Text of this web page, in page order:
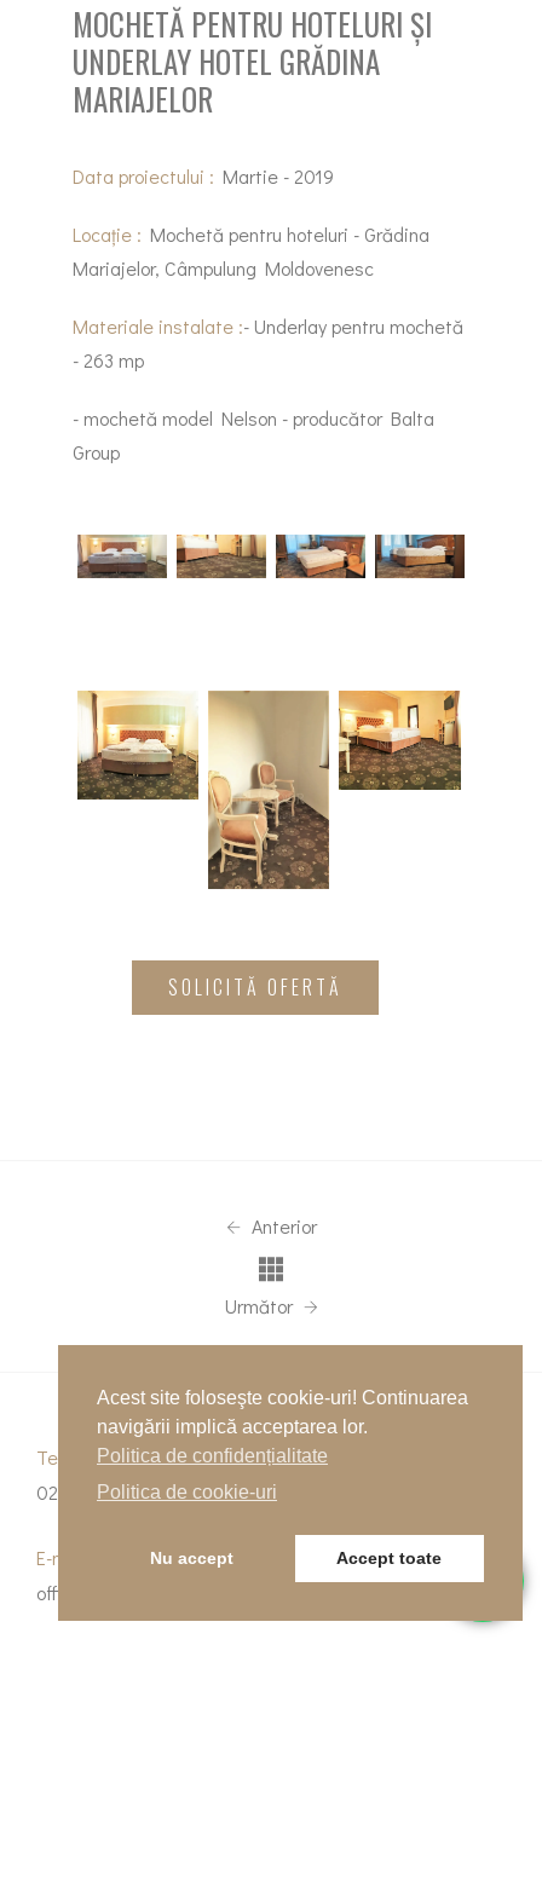
MOCHETĂ PENTRU HOTELURI ȘI
UNDERLAY HOTEL GRĂDINA
MARIAJELOR
Data proiectului : Martie - 2019
Locație : Mochetă pentru hoteluri - Grădina
Mariajelor, Câmpulung Moldovenesc
Materiale instalate :- Underlay pentru mochetă
- 263 mp
- mochetă model Nelson - producător Balta
Group
SOLICITĂ OFERTĂ
Anterior
Următor
Telefon
0262-215334
E-mail
office@indfloor.ro
Acest site foloseşte cookie-uri! Continuarea
navigării implică acceptarea lor.
Politica de confidențialitate
Politica de cookie-uri
Nu accept Accept toate